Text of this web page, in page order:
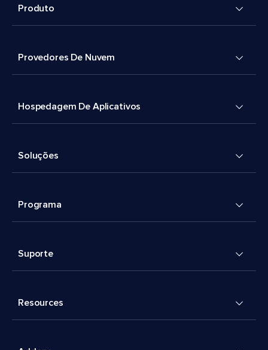
Produto
Provedores De Nuvem
Hospedagem De Aplicativos
Soluções
Programa
Suporte
Resources